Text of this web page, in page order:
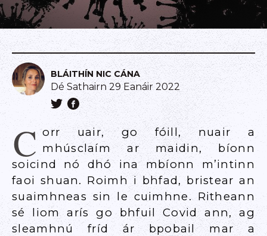
BLÁITHÍN NIC CÁNA
Dé Sathairn 29 Eanáir 2022
C orr uair, go fóill, nuair a
mhúsclaím ar maidin, bíonn
soicind nó dhó ina mbíonn m’intinn
faoi shuan. Roimh i bhfad, bristear an
suaimhneas sin le cuimhne. Ritheann
sé liom arís go bhfuil Covid ann, ag
sleamhnú fríd ár bpobail mar a